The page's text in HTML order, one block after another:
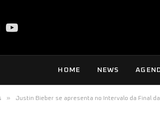
YouTube
HOME NEWS
» Justin Bieber se apresenta no Intervalo da Final da